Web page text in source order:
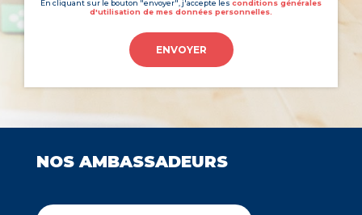
En cliquant sur le bouton "envoyer", j'accepte les conditions générales
d'utilisation de mes données personnelles.
ENVOYER
NOS AMBASSADEURS